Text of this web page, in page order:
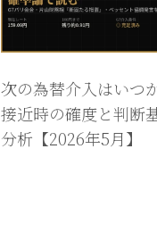
次の為替介入はいつ
接近時の確度と判断
分析【2026年5月】